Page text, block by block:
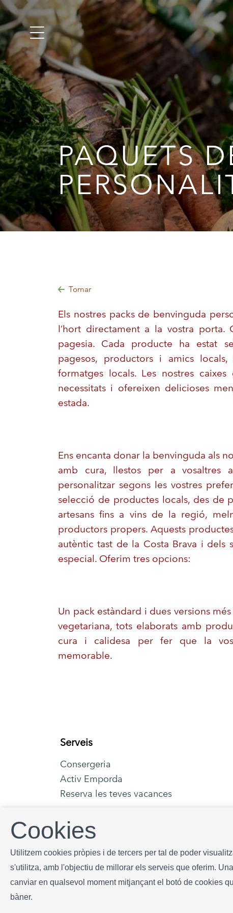
Cookies
Utilitzem cookies pròpies i de tercers per tal de poder
s'utilitza, amb l'objectiu de millorar els serveis que oferim.
canviar en qualsevol moment mitjançant el botó de cookies
bàner.
PAQUETS
Tornar
Els nostres packs de benvinguda
l’hort directament a la vostra
pagesia. Cada producte ha estat
pagesos, productors i amics
formatges locals. Les nostres
necessitats i ofereixen delicioses
estada.
Ens encanta donar la benvinguda als
amb cura, llestos per a vosaltres
personalitzar segons les vostres
selecció de productes locals, des de
artesans fins a vins de la regió,
productors propers. Aquests
autèntic tast de la Costa Brava i dels
especial. Oferim tres opcions:
Un pack estàndard i dues versions
vegetariana, tots elaborats amb
cura i calidesa per fer que la
memorable.
Serveis
Consergeria
Activ Emporda
Reserva les teves vacances
Copyright © Begur Rentals 2026 - Tots els drets